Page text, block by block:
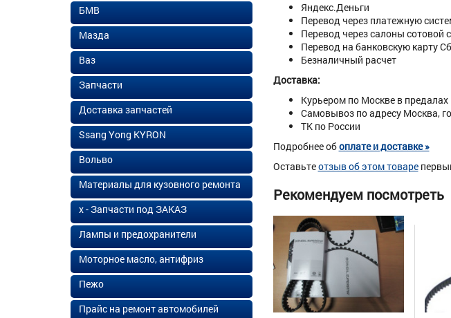
Яндекс.Деньги
Перевод через платежную
Перевод через салоны сотовой
Перевод на банковскую карту
Безналичный расчет
Доставка:
Курьером по Москве в
Самовывоз по адресу Москва,
ТК по России
Подробнее обоплате и доставке »
Оставьтеотзыв об этом товаре
Рекомендуем посмотреть
БМВ
Мазда
Ваз
Запчасти
Доставка запчастей
Ssang Yong KYRON
Вольво
Материалы для кузовного ремонта
х - Запчасти под ЗАКАЗ
Лампы и предохранители
Моторное масло, антифриз
Пежо
Прайс на ремонт автомобилей